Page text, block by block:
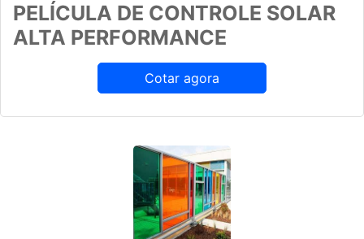
PELÍCULA DE CONTROLE SOLAR
ALTA PERFORMANCE
Cotar agora